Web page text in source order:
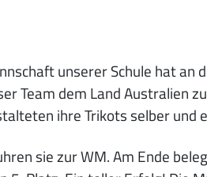
unserer Schule hat
Team dem Land Australien
ihre Trikots selber und
sie zur WM. Am Ende